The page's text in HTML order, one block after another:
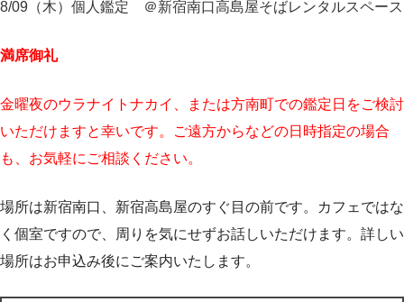
8/09（木）個人鑑定 ＠新宿南口高島屋そばレンタルスペース
満席御礼
金曜夜のウラナイトナカイ、または方南町での鑑定日をご検討
いただけますと幸いです。ご遠方からなどの日時指定の場合
も、お気軽にご相談ください。
場所は新宿南口、新宿高島屋のすぐ目の前です。カフェではな
く個室ですので、周りを気にせずお話しいただけます。詳しい
場所はお申込み後にご案内いたします。